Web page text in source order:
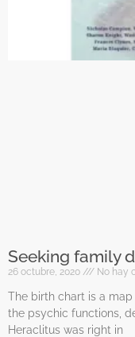
Seeking family
26 octubre, 2020 No hay
The birth chart is a
the psychic functions,
Heraclitus was right in